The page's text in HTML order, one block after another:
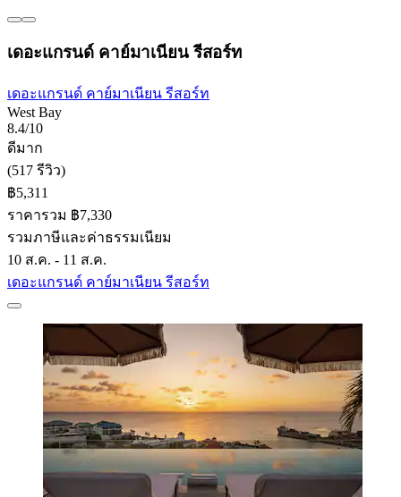
เดอะแกรนด์ คาย์มาเนียน รีสอร์ท
เดอะแกรนด์ คาย์มาเนียน รีสอร์ท
West Bay
8.4/10
ดีมาก
(517 รีวิว)
฿5,311
ราคารวม ฿7,330
รวมภาษีและค่าธรรมเนียม
10 ส.ค. - 11 ส.ค.
เดอะแกรนด์ คาย์มาเนียน รีสอร์ท